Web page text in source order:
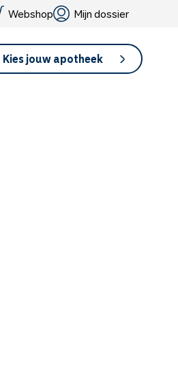
Webshop Mijn dossier
Kies jouw apotheek